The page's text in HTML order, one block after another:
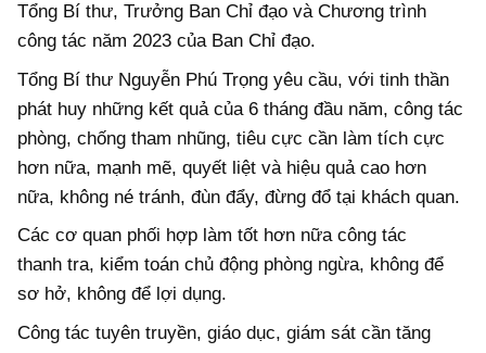
Tổng Bí thư, Trưởng Ban Chỉ đạo và Chương trình
công tác năm 2023 của Ban Chỉ đạo.
Tổng Bí thư Nguyễn Phú Trọng yêu cầu, với tinh thần
phát huy những kết quả của 6 tháng đầu năm, công tác
phòng, chống tham nhũng, tiêu cực cần làm tích cực
hơn nữa, mạnh mẽ, quyết liệt và hiệu quả cao hơn
nữa, không né tránh, đùn đẩy, đừng đổ tại khách quan.
Các cơ quan phối hợp làm tốt hơn nữa công tác
thanh tra, kiểm toán chủ động phòng ngừa, không để
sơ hở, không để lợi dụng.
Công tác tuyên truyền, giáo dục, giám sát cần tăng